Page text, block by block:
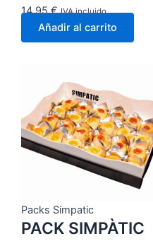
14,95€ IVA incluido
Añadir al carrito
Packs Simpatic
PACK SIMPÀTIC